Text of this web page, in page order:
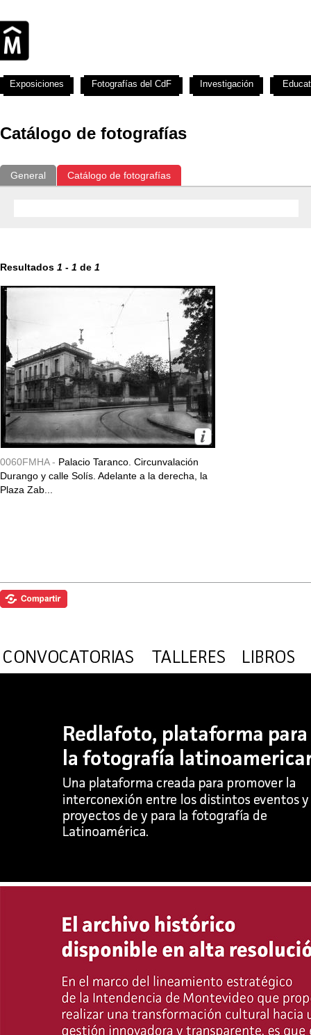
Catálogo de fotografías
General Catálogo de fotografías
Resultados 1 - 1 de 1
0060FMHA - Palacio Taranco. Circunvalación
Durango y calle Solís. Adelante a la derecha, la
Plaza Zab...
Exposiciones Fotografías del CdF Investigación